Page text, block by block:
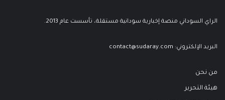
الراي السوداني منصة إخبارية سودانية مستقلة، تأسست عام 2013.
البريد الإلكتروني: contact@sudaray.com
من نحن
هيئة التحرير